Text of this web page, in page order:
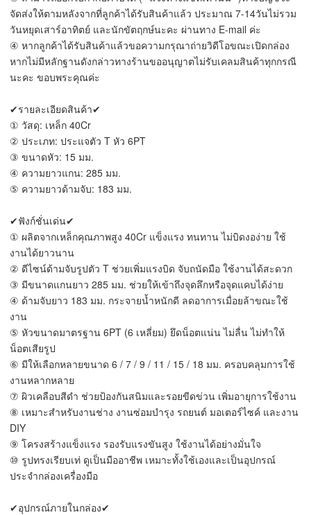
จัดส่งให้ตามหลังจากที่ลูกค้าได้รับสินค้าแล้ว ประมาณ 7-14วันไม่รวม
วันหยุดเสาร์อาทิตย์ และนักขัตฤกษ์นะคะ ผ่านทาง E-mail ค่ะ
④ หากลูกค้าได้รับสินค้าแล้วขอความกรุณาถ่ายวิดีโอขณะเปิดกล่อง
หากไม่มีหลักฐานดังกล่าวทางร้านขออนุญาตไม่รับเคลมสินค้าทุกกรณี
นะคะ ขอบพระคุณค่ะ
✔รายละเอียดสินค้า✔
① วัสดุ: เหล็ก 40Cr
② ประเภท: ประแจตัว T หัว 6PT
③ ขนาดหัว: 15 มม.
④ ความยาวแกน: 285 มม.
⑤ ความยาวด้ามจับ: 183 มม.
✔ฟังก์ชั่นเด่น✔
① ผลิตจากเหล็กคุณภาพสูง 40Cr แข็งแรง ทนทาน ไม่บิดงอง่าย ใช้
งานได้ยาวนาน
② ดีไซน์ด้ามจับรูปตัว T ช่วยเพิ่มแรงบิด จับถนัดมือ ใช้งานได้สะดวก
③ มีขนาดแกนยาว 285 มม. ช่วยให้เข้าถึงจุดลึกหรือจุดแคบได้ง่าย
④ ด้ามจับยาว 183 มม. กระจายน้ำหนักดี ลดอาการเมื่อยล้าขณะใช้
งาน
⑤ หัวขนาดมาตรฐาน 6PT (6 เหลี่ยม) ยึดน็อตแน่น ไม่ลื่น ไม่ทำให้
น็อตเสียรูป
⑥ มีให้เลือกหลายขนาด 6 / 7 / 9 / 11 / 15 / 18 มม. ครอบคลุมการใช้
งานหลากหลาย
⑦ ผิวเคลือบสีดำ ช่วยป้องกันสนิมและรอยขีดข่วน เพิ่มอายุการใช้งาน
⑧ เหมาะสำหรับงานช่าง งานซ่อมบำรุง รถยนต์ มอเตอร์ไซค์ และงาน
DIY
⑨ โครงสร้างแข็งแรง รองรับแรงขันสูง ใช้งานได้อย่างมั่นใจ
⑩ รูปทรงเรียบเท่ ดูเป็นมืออาชีพ เหมาะทั้งใช้เองและเป็นอุปกรณ์
ประจำกล่องเครื่องมือ
✔อุปกรณ์ภายในกล่อง✔